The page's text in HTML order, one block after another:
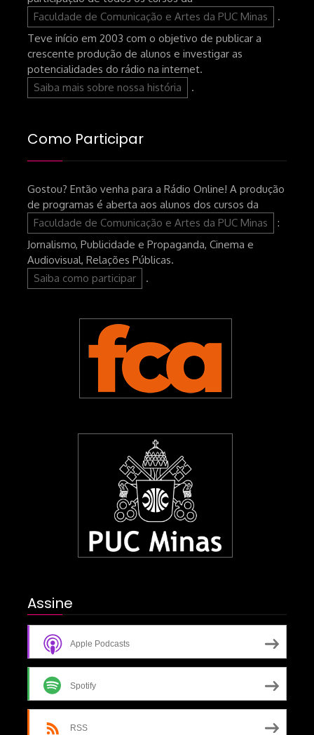
Faculdade de Comunicação e Artes da PUC Minas
.
Teve início em 2003 com o objetivo de publicar a
crescente produção de alunos e investigar as
potencialidades do rádio na internet.
Saiba mais sobre nossa história
.
Como Participar
Gostou? Então venha para a Rádio Online! A produção
de programas é aberta aos alunos dos cursos da
Faculdade de Comunicação e Artes da PUC Minas
:
Jornalismo, Publicidade e Propaganda, Cinema e
Audiovisual, Relações Públicas.
Saiba como participar
.
Assine
Apple Podcasts
Spotify
RSS